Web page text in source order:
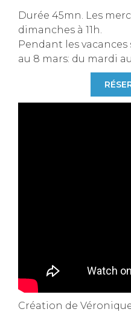
Durée 45mn. Les
dimanches à 11h.
Pendant les vacances
au 8 mars: du mardi
Création de